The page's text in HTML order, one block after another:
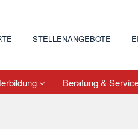
STELLENANGEBOTE
Beratung &